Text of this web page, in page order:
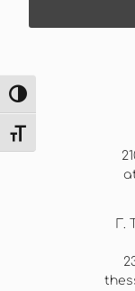
Εναλλαγή Υψηλής
Εναλλαγή